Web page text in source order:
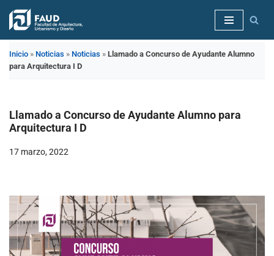
Saltar
contenido
Inicio » Noticias » Noticias » Llamado a Concurso de Ayudante Alumno
para Arquitectura I D
Llamado a Concurso de Ayudante Alumno para
Arquitectura I D
17 marzo, 2022